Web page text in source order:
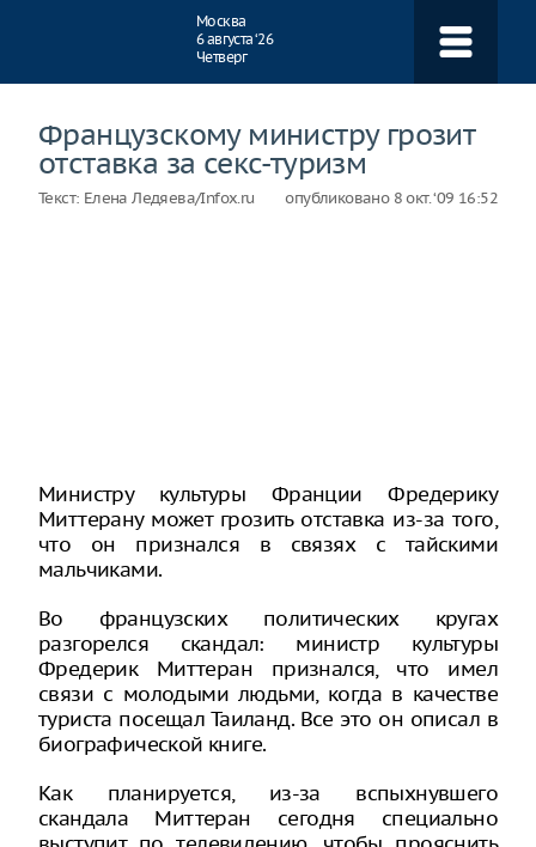
Москва
6 августа ‘26
Четверг
Французскому министру грозит
отставка за секс-туризм
Текст: Елена Ледяева/Infox.ru опубликовано 8 окт. ‘09 16:52
Министру культуры Франции Фредерику
Миттерану может грозить отставка из-за того,
что он признался в связях с тайскими
мальчиками.
Во французских политических кругах
разгорелся скандал: министр культуры
Фредерик Миттеран признался, что имел
связи с молодыми людьми, когда в качестве
туриста посещал Таиланд. Все это он описал в
биографической книге.
Как планируется, из-за вспыхнувшего
скандала Миттеран сегодня специально